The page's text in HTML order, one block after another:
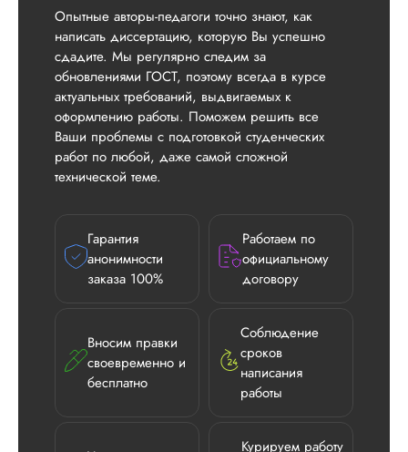
Опытные авторы-педагоги точно знают, как
написать диссертацию, которую Вы успешно
сдадите. Мы регулярно следим за
обновлениями ГОСТ, поэтому всегда в курсе
актуальных требований, выдвигаемых к
оформлению работы. Поможем решить все
Ваши проблемы с подготовкой студенческих
работ по любой, даже самой сложной
технической теме.
Гарантия
анонимности
заказа 100%
Работаем по
официальному
договору
Вносим правки
своевременно и
бесплатно
Соблюдение
сроков
написания
работы
Курируем работу